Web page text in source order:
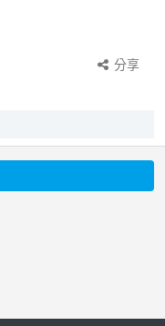
分享